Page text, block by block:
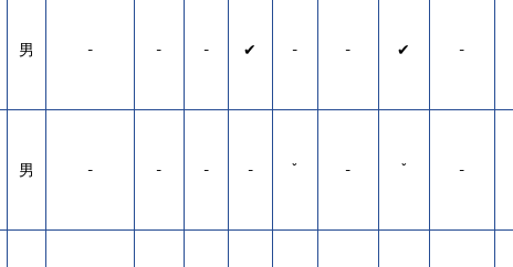
男 - - - ✔ - - ✔ -
男 - - - - ˇ - ˇ -